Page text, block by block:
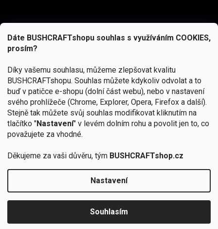
Dáte BUSHCRAFTshopu souhlas s využíváním COOKIES,
prosím?
Díky vašemu souhlasu, můžeme zlepšovat kvalitu
BUSHCRAFTshopu. Souhlas můžete kdykoliv odvolat a to
buď v patičce e-shopu (dolní část webu), nebo v nastavení
svého prohlížeče (Chrome, Explorer, Opera, Firefox a další).
Stejně tak můžete svůj souhlas modifikovat kliknutím na
tlačítko "Nastavení" v levém dolním rohu a povolit jen to, co
považujete za vhodné.
Děkujeme za vaši důvěru, tým BUSHCRAFTshop.cz
Nastavení
Souhlasím
zapojte se do slosování o kurz s
podmínkami ochrany osobních údajů
Copyright 2026BUSHCRAFTshop.cz. Všechna práva
vyhrazena.Upravit nastavení cookies